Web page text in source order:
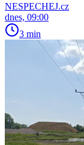
NESPECHEJ.cz
dnes, 09:00
3 min